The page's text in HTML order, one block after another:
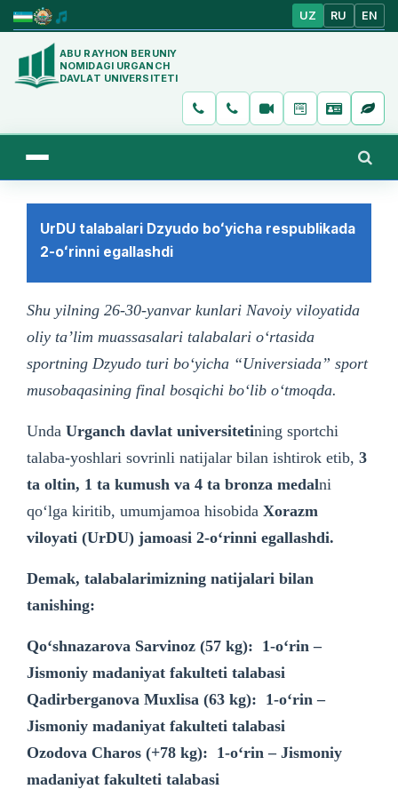
UZ RU EN
ABU RAYHON BERUNIY
NOMIDAGI URGANCH
DAVLAT UNIVERSITETI
UrDU talabalari Dzyudo boʻyicha respublikada
2-oʻrinni egallashdi
Shu yilning 26-30-yanvar kunlari Navoiy viloyatida
oliy taʼlim muassasalari talabalari oʻrtasida
sportning Dzyudo turi boʻyicha “Universiada” sport
musobaqasining final bosqichi boʻlib oʻtmoqda.
Unda Urganch davlat universitetining sportchi
talaba-yoshlari sovrinli natijalar bilan ishtirok etib, 3
ta oltin, 1 ta kumush va 4 ta bronza medalni
qoʻlga kiritib, umumjamoa hisobida Xorazm
viloyati (UrDU) jamoasi 2-oʻrinni egallashdi.
Demak, talabalarimizning natijalari bilan
tanishing:
Qo‘shnazarova Sarvinoz (57 kg): 1-o‘rin –
Jismoniy madaniyat fakulteti talabasi
Qadirberganova Muxlisa (63 kg): 1-o‘rin –
Jismoniy madaniyat fakulteti talabasi
Ozodova Charos (+78 kg): 1-o‘rin – Jismoniy
madaniyat fakulteti talabasi